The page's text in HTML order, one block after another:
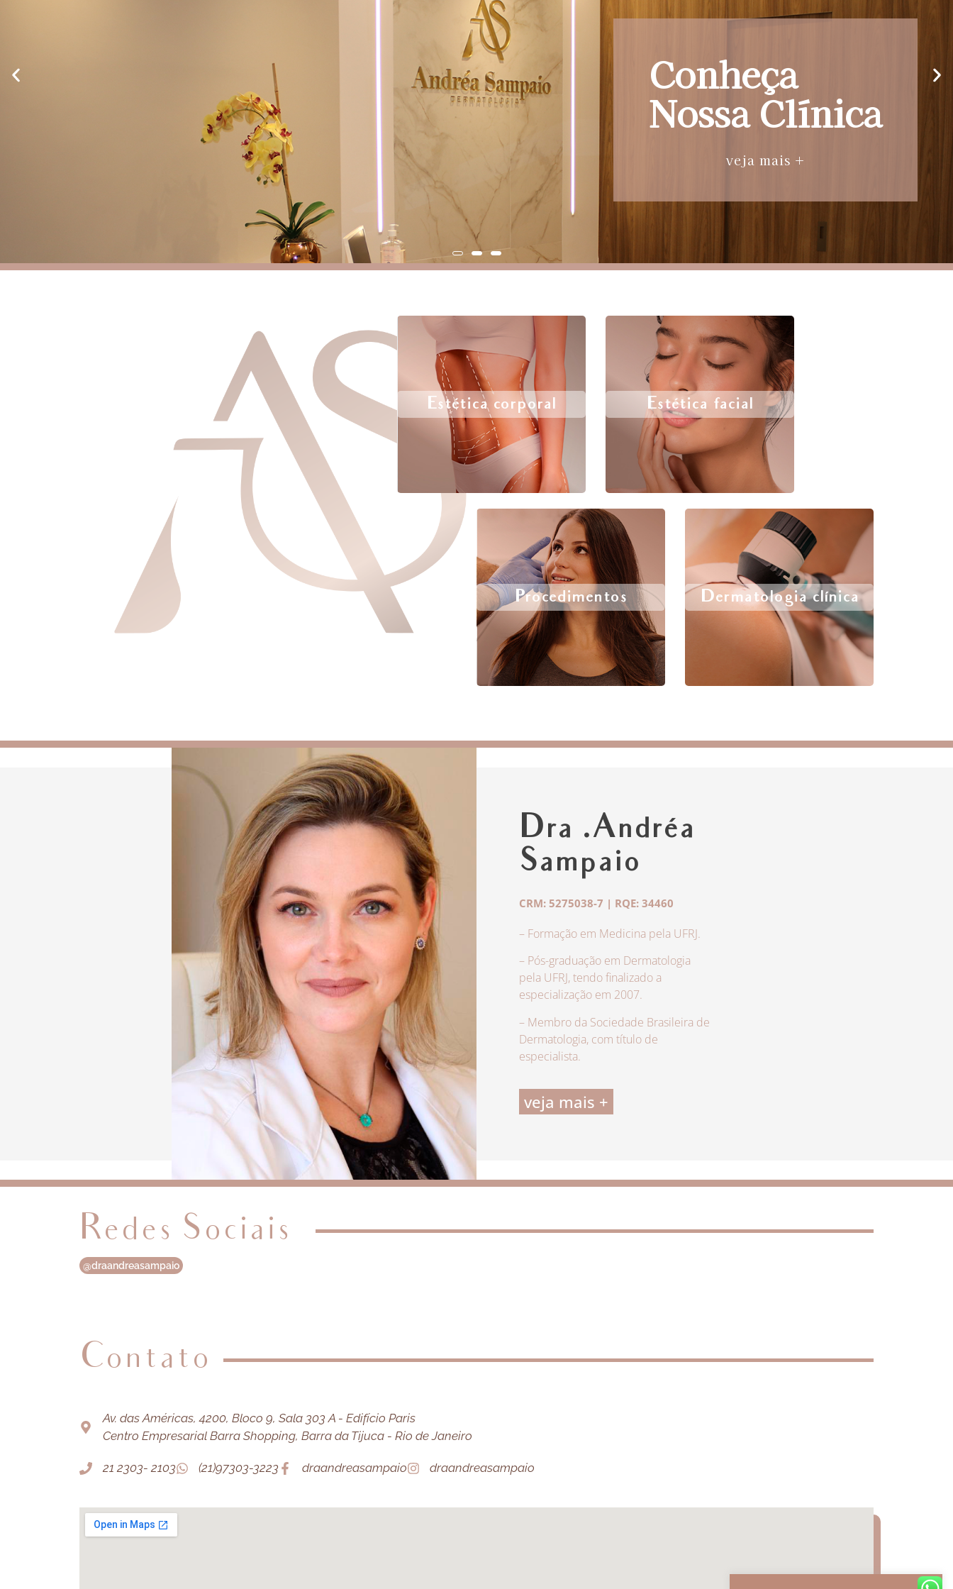
Conheça
Nossa Clínica
veja mais +
Estética corporal Estética facial
Procedimentos Dermatologia clínica
Dra .Andréa
Sampaio
CRM: 5275038-7 | RQE: 34460
– Formação em Medicina pela UFRJ.
– Pós-graduação em Dermatologia
pela UFRJ, tendo finalizado a
especialização em 2007.
– Membro da Sociedade Brasileira de
Dermatologia, com título de
especialista.
veja mais +
Redes Sociais
@draandreasampaio
Contato
Av. das Américas, 4200, Bloco 9, Sala 303 A - Edifício Paris
Centro Empresarial Barra Shopping, Barra da Tijuca - Rio de Janeiro
21 2303- 2103 (21)97303-3223 draandreasampaio draandreasampaio